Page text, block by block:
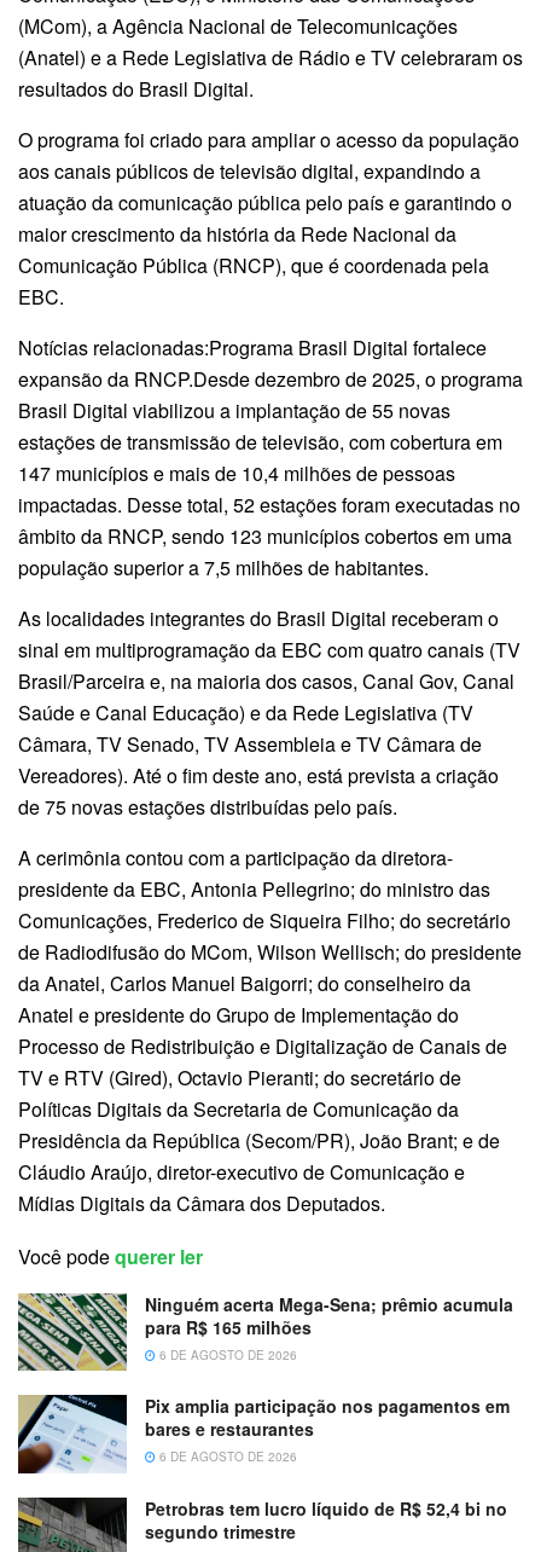
(MCom), a Agência Nacional de Telecomunicações
(Anatel) e a Rede Legislativa de Rádio e TV celebraram os
resultados do Brasil Digital.
O programa foi criado para ampliar o acesso da população
aos canais públicos de televisão digital, expandindo a
atuação da comunicação pública pelo país e garantindo o
maior crescimento da história da Rede Nacional da
Comunicação Pública (RNCP), que é coordenada pela
EBC.
Notícias relacionadas:Programa Brasil Digital fortalece
expansão da RNCP.Desde dezembro de 2025, o programa
Brasil Digital viabilizou a implantação de 55 novas
estações de transmissão de televisão, com cobertura em
147 municípios e mais de 10,4 milhões de pessoas
impactadas. Desse total, 52 estações foram executadas no
âmbito da RNCP, sendo 123 municípios cobertos em uma
população superior a 7,5 milhões de habitantes.
As localidades integrantes do Brasil Digital receberam o
sinal em multiprogramação da EBC com quatro canais (TV
Brasil/Parceira e, na maioria dos casos, Canal Gov, Canal
Saúde e Canal Educação) e da Rede Legislativa (TV
Câmara, TV Senado, TV Assembleia e TV Câmara de
Vereadores). Até o fim deste ano, está prevista a criação
de 75 novas estações distribuídas pelo país.
A cerimônia contou com a participação da diretora-
presidente da EBC, Antonia Pellegrino; do ministro das
Comunicações, Frederico de Siqueira Filho; do secretário
de Radiodifusão do MCom, Wilson Wellisch; do presidente
da Anatel, Carlos Manuel Baigorri; do conselheiro da
Anatel e presidente do Grupo de Implementação do
Processo de Redistribuição e Digitalização de Canais de
TV e RTV (Gired), Octavio Pieranti; do secretário de
Políticas Digitais da Secretaria de Comunicação da
Presidência da República (Secom/PR), João Brant; e de
Cláudio Araújo, diretor-executivo de Comunicação e
Mídias Digitais da Câmara dos Deputados.
Você podequerer ler
Ninguém acerta Mega-Sena; prêmio acumula
para R$ 165 milhões
6 DE AGOSTO DE 2026
Pix amplia participação nos pagamentos em
bares e restaurantes
6 DE AGOSTO DE 2026
Petrobras tem lucro líquido de R$ 52,4 bi no
segundo trimestre